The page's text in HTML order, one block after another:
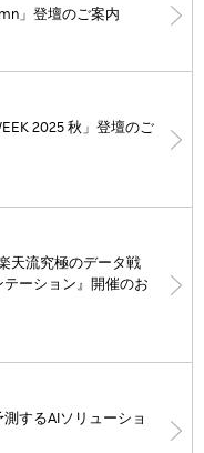
」登壇のご案内
2025 秋」登壇のご
天流究極のデータ戦
ーション』開催のお
するAIソリューショ